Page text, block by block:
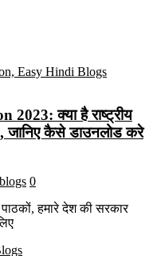
क्या है राष्ट्रीय
जानिए कैसे डाउनलोड करे
0
हमारे देश की सरकार